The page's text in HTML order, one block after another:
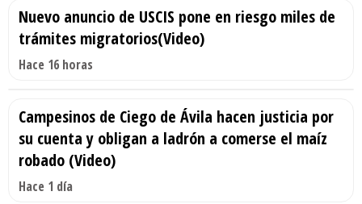
Nuevo anuncio de USCIS pone en riesgo miles de
trámites migratorios(Video)
Hace 16 horas
Campesinos de Ciego de Ávila hacen justicia por
su cuenta y obligan a ladrón a comerse el maíz
robado (Video)
Hace 1 día